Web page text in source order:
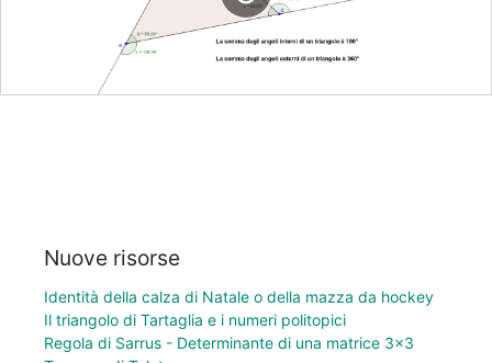
Nuove risorse
Identità della calza di Natale o della mazza da hockey
Il triangolo di Tartaglia e i numeri politopici
Regola di Sarrus - Determinante di una matrice 3×3